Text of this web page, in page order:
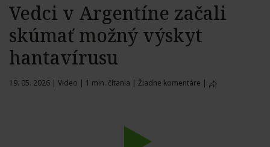
Vedci v Argentíne začali
skúmať možný výskyt
hantavírusu
19. 05. 2026 | Video | 1 min. čítania | Žiadne komentáre |